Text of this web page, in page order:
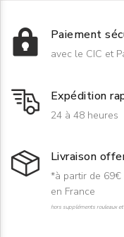
Paiement
avec le CIC et
Expédition
24 à 48 heures
Livraison
*à partir de
en France
hors suppléments rouleaux